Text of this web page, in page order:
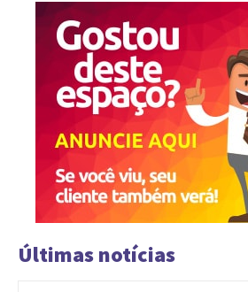
Últimas notícias